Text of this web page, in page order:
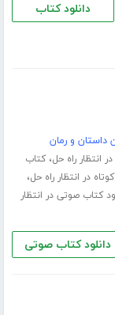
دانلود کتاب
داستان و رمان
انتظار راه حل،کتاب
در انتظار راه حل،
کتاب صوتی در انتظار
دانلود کتاب صوتی